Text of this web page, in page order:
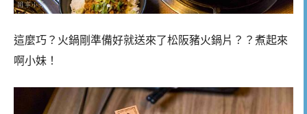
這麼巧？火鍋剛準備好就送來了松阪豬火鍋片？？煮起來
啊小妹！